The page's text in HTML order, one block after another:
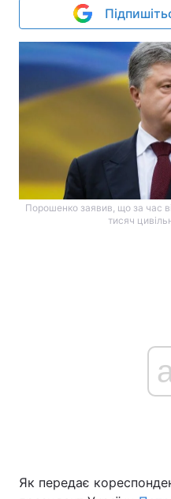
Порошенко заявив, що за час
тисяч
Як передає